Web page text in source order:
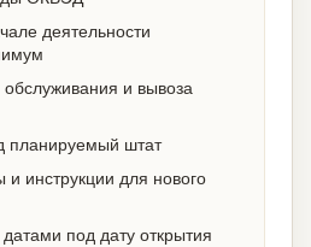
деятельности
и вывоза
планируемый штат
инструкции для нового
датами под дату открытия